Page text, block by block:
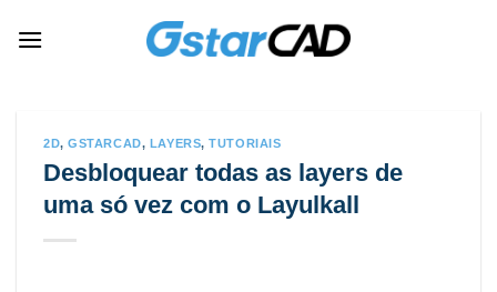
2D,GSTARCAD, LAYERS,TUTORIAIS
Desbloquear todas as layers de
uma só vez com o Layulkall